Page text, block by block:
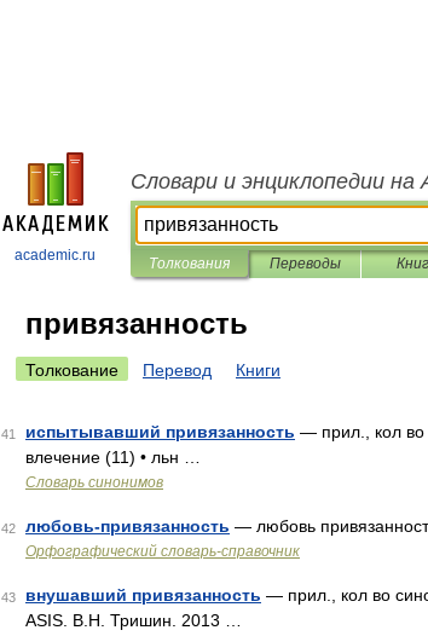
academic.ru
Словари и энциклопедии на
Толкования Переводы
привязанность
Толкование Перевод Книги
41 испытывавший привязанность — прил., кол во
влечение (11) • льн …
Словарь синонимов
42 любовь-привязанность — любовь
Орфографический словарь-справочник
43 внушавший привязанность — прил., кол во
ASIS. В.Н. Тришин. 2013 …